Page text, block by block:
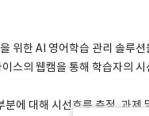
위한 AI 영어학습 관리 솔루
스의 웹캠을 통해 학습자의
에 대해 시선흐름 측정, 과제